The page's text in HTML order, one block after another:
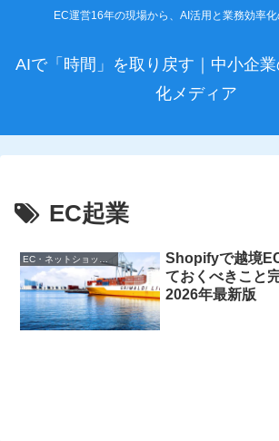
EC運営16年の現場から、AI活用と業務効率
AIで「時間」を取り戻す｜中小企
化メディア
EC起業
Shopifyで越境
ておくべきこと
2026年最新版